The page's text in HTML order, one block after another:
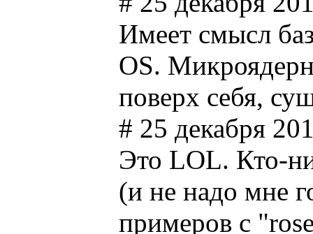
Имеет смысл
OS.
поверх себя,
# 25 декабря
Это LOL. Кто-
(и не надо мне
примеров с